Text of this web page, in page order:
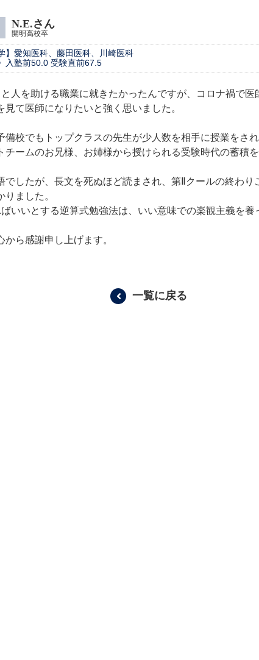
N.E.さん
開明高校卒
】愛知医科、藤田医科、川崎医科
入塾前50.0 受験直前67.5
人を助ける職業に就きたかったんですが、コロナ禍で医
て医師になりたいと強く思いました。
備校でもトップクラスの先生が少人数を相手に授業をさ
チームのお兄様、お姉様から授けられる受験時代の蓄積
でしたが、長文を死ぬほど読まされ、第Ⅱクールの終わり
ました。
いいとする逆算式勉強法は、いい意味での楽観主義を養
から感謝申し上げます。
一覧に戻る